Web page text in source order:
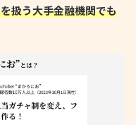
扱う大手金融機関でも